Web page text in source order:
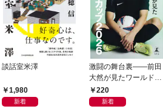
談話室米澤
1,980
新着
激闘の舞台裏――前田
大然が見たワールドカ
ップ2026
220
新着